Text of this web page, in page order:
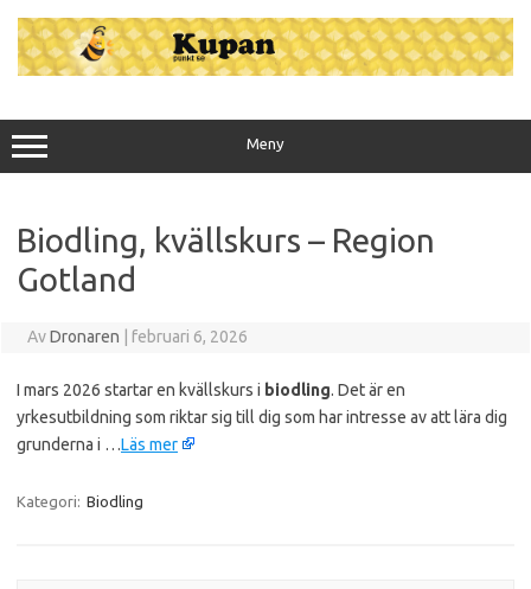
innehåll
Meny
Biodling, kvällskurs – Region
Gotland
AvDronaren februari 6, 2026
I mars 2026 startar en kvällskurs i biodling. Det är en
yrkesutbildning som riktar sig till dig som har intresse av att lära dig
grunderna i …Läs mer
Kategori: Biodling